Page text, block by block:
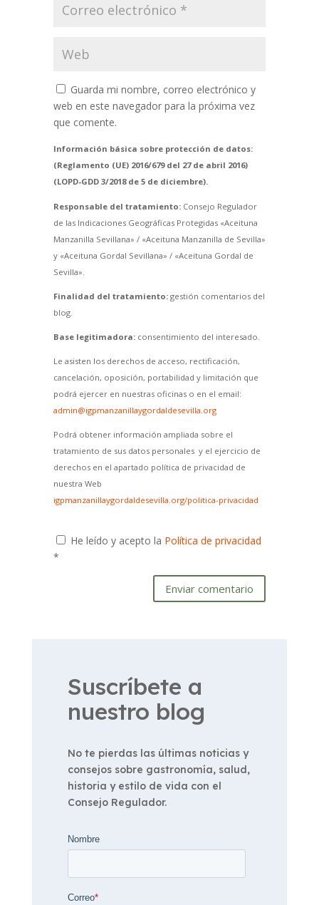
Guarda mi nombre, correo electrónico y
web en este navegador para la próxima vez
que comente.
Información básica sobre protección de datos:
(Reglamento (UE) 2016/679 del 27 de abril 2016)
(LOPD-GDD 3/2018 de 5 de diciembre).
Responsable del tratamiento:Consejo Regulador
de las Indicaciones Geográficas Protegidas «Aceituna
Manzanilla Sevillana» / «Aceituna Manzanilla de Sevilla»
y «Aceituna Gordal Sevillana» / «Aceituna Gordal de
Sevilla».
Finalidad del tratamiento:gestión comentarios del
blog.
Base legitimadora:consentimiento del interesado.
Le asisten los derechos de acceso, rectificación,
cancelación, oposición, portabilidad y limitación que
podrá ejercer en nuestras oficinas o en el email:
admin@igpmanzanillaygordaldesevilla.org
Podrá obtener información ampliada sobre el
tratamiento de sus datos personales y el ejercicio de
derechos en el apartado política de privacidad de
nuestra Web
igpmanzanillaygordaldesevilla.org/politica-privacidad
He leído y acepto la Política de privacidad
*
Enviar comentario
Suscríbete a
nuestro blog
No te pierdas las últimas noticias y
consejos sobre gastronomía, salud,
historia y estilo de vida con el
Consejo Regulador.